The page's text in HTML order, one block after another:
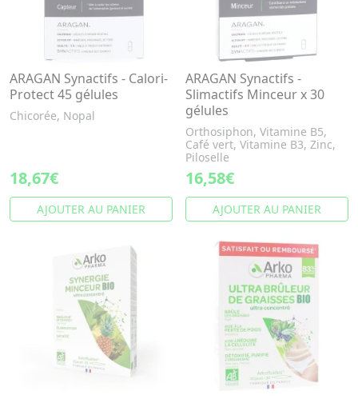
ARAGAN Synactifs - Calori-
Protect 45 gélules
Chicorée, Nopal
18,67€
AJOUTER AU PANIER
ARAGAN Synactifs -
Slimactifs Minceur x 30
gélules
Orthosiphon, Vitamine B5,
Café vert, Vitamine B3, Zinc,
Piloselle
16,58€
AJOUTER AU PANIER